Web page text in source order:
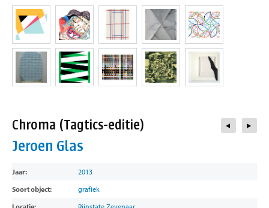
contact
Chroma (Tagtics-editie)
Jeroen Glas
Jaar:
2013
Soort object:
grafiek